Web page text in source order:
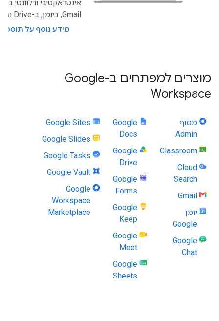
אינטראקטיבי ורלוונטי ב-
Gmail, ביומן, ב-Drive ועוד.
מידע נוסף על
מוצרים למפתחים ב-Google
Workspace
מסוף
Admin
Classroom
Cloud
Search
Gmail
יומן
Google
Google
Chat
Google
Docs
Google
Drive
Google
Forms
Google
Keep
Google
Meet
Google
Sheets
Google Sites
Google Slides
Google Tasks
Google Vault
Google
Workspace
Marketplace